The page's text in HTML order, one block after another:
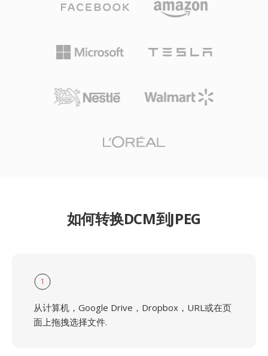
如何转换DCM到JPEG
1
从计算机，Google Drive，Dropbox，URL或在页
面上拖拽选择文件.